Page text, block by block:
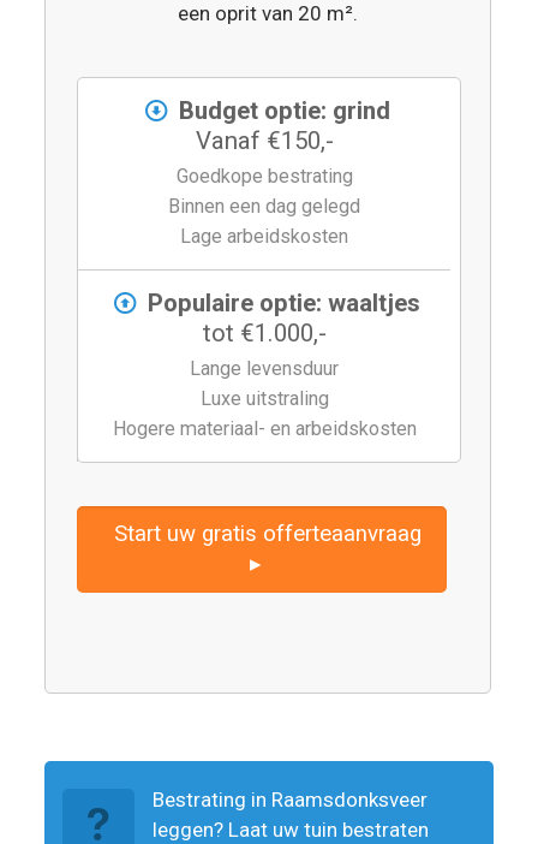
een oprit van 20 m².
Budget optie: grind
Vanaf €150,-
Goedkope bestrating
Binnen een dag gelegd
Lage arbeidskosten
Populaire optie: waaltjes
tot €1.000,-
Lange levensduur
Luxe uitstraling
Hogere materiaal- en arbeidskosten
Start uw gratis offerteaanvraag
▸
Bestrating in Raamsdonksveer
leggen? Laat uw tuin bestraten